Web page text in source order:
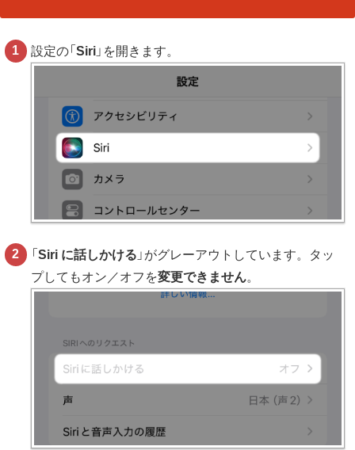
設定の「Siri 」を開きます。
「Siri に話しかける 」がグレーアウトしています。タッ
プしてもオン／オフを変更できません。